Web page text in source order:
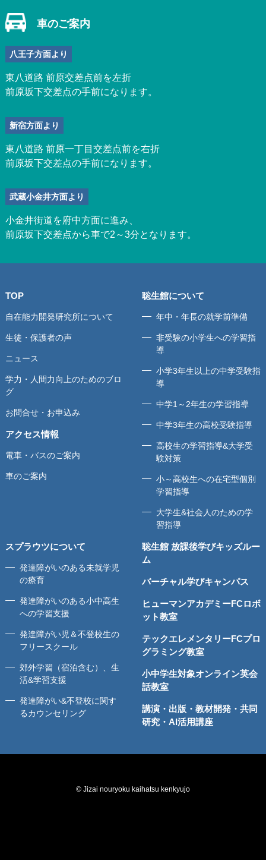
車のご案内
八王子方面より
東八道路 前原交差点前を左折
前原坂下交差点の手前になります。
新宿方面より
東八道路 前原一丁目交差点前を右折
前原坂下交差点の手前になります。
武蔵小金井方面より
小金井街道を府中方面に進み、
前原坂下交差点から車で2～3分となります。
TOP
自在能力開発研究所について
生徒・保護者の声
ニュース
学力・人間力向上のためのブロ
グ
お問合せ・お申込み
アクセス情報
電車・バスのご案内
車のご案内
聡生館について
年中・年長の就学前準備
非受験の小学生への学習指
導
小学3年生以上の中学受験指
導
中学1～2年生の学習指導
中学3年生の高校受験指導
高校生の学習指導&大学受
験対策
小～高校生への在宅型個別
学習指導
大学生&社会人のための学
習指導
スプラウツについて
発達障がいのある未就学児
の療育
発達障がいのある小中高生
への学習支援
発達障がい児＆不登校生の
フリースクール
郊外学習（宿泊含む）、生
活&学習支援
発達障がい&不登校に関す
るカウンセリング
聡生館 放課後学びキッズルー
ム
バーチャル学びキャンパス
ヒューマンアカデミーFCロボ
ット教室
テックエレメンタリーFCプロ
グラミング教室
小中学生対象オンライン英会
話教室
講演・出版・教材開発・共同
研究・AI活用講座
© Jizai nouryoku kaihatsu kenkyujo